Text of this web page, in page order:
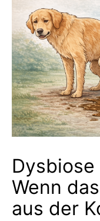
Wenn
aus der